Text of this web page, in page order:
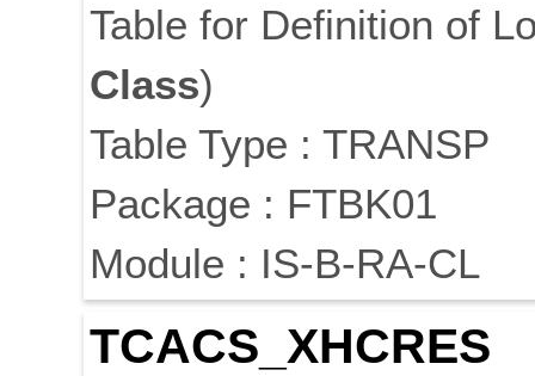
Table for Definition of
Class)
Table Type : TRANSP
Package : FTBK01
Module : IS-B-RA-CL
TCACS_XHCRES